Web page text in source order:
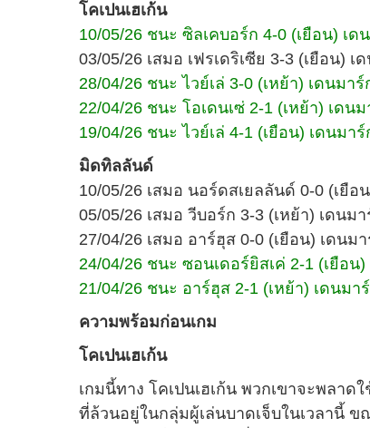
โคเปนเฮเก้น
10/05/26 ชนะ ซิลเคบอร์ก 4-0 (เยือน) เ
03/05/26 เสมอ เฟรเดริเซีย 3-3 (เยือน) เ
28/04/26 ชนะ ไวย์เล่ 3-0 (เหย้า) เดนมา
22/04/26 ชนะ โอเดนเซ่ 2-1 (เหย้า) เดน
19/04/26 ชนะ ไวย์เล่ 4-1 (เยือน) เดนมา
มิดทิลลันด์
10/05/26 เสมอ นอร์ดสเยลลันด์ 0-0 (เยือ
05/05/26 เสมอ วีบอร์ก 3-3 (เหย้า) เดนม
27/04/26 เสมอ อาร์ฮุส 0-0 (เยือน) เดนม
24/04/26 ชนะ ซอนเดอร์ยิสเค่ 2-1 (เยือน
21/04/26 ชนะ อาร์ฮุส 2-1 (เหย้า) เดนมา
ความพร้อมก่อนเกม
โคเปนเฮเก้น
เกมนี้ทาง โคเปนเฮเก้น พวกเขาจะพลา
ที่ล้วนอยู่ในกลุ่มผู้เล่นบาดเจ็บในเวลานี้